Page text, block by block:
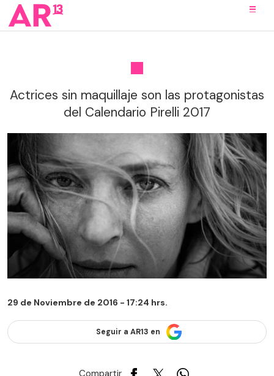
Actrices sin maquillaje son las protagonistas
del Calendario Pirelli 2017
29 de Noviembre de 2016 - 17:24 hrs.
Seguir a AR13 en